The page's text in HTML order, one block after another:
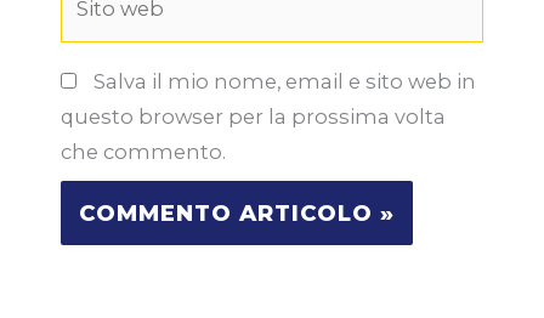
Salva il mio nome, email e sito web in
questo browser per la prossima volta
che commento.